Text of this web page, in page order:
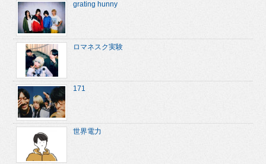
grating hunny
ロマネスク実験
171
世界電力